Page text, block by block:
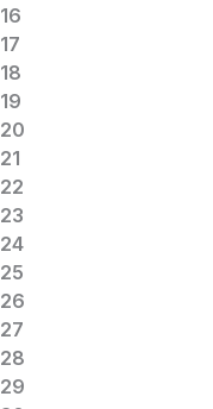
16
17
18
19
20
21
22
23
24
25
26
27
28
29